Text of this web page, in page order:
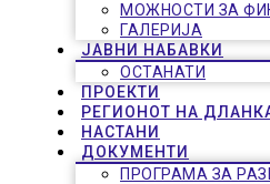
МОЖНОСТИ ЗА
ГАЛЕРИЈА
ЈАВНИ НАБАВКИ
ОСТАНАТИ
ПРОЕКТИ
РЕГИОНОТ НА
НАСТАНИ
ДОКУМЕНТИ
ПРОГРАМА ЗА